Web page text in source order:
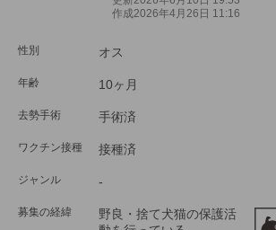
作成2026年4月26日 11:16
性別 オス
年齢 10ヶ月
去勢手術 手術済
ワクチン接種 接種済
ジャンル -
募集の経緯
野良・捨て犬猫の保護活